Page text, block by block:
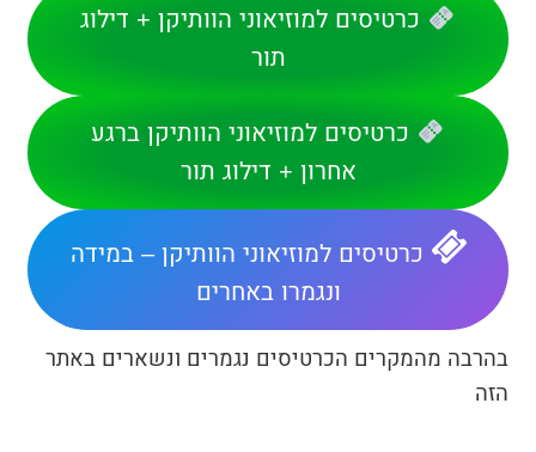
כרטיסים למוזיאוני הוותיקן + דילוג
תור
כרטיסים למוזיאוני הוותיקן ברגע
אחרון + דילוג תור
כרטיסים למוזיאוני הוותיקן – במידה
ונגמרו באחרים
בהרבה מהמקרים הכרטיסים נגמרים ונשארים באתר
הזה